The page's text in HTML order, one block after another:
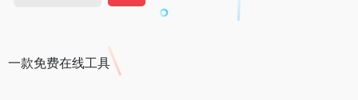
一款免费在线工具